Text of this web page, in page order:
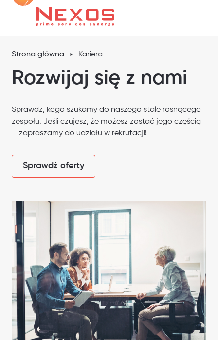
Strona główna Kariera
Rozwijaj się z nami
Sprawdź, kogo szukamy do naszego stale rosnącego
zespołu. Jeśli czujesz, że możesz zostać jego częścią
– zapraszamy do udziału w rekrutacji!
Sprawdź oferty